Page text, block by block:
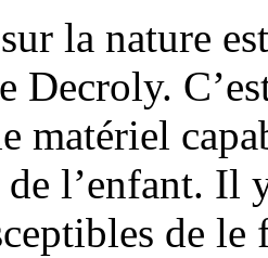
la nature
Decroly.
matériel
l’enfant. Il
de